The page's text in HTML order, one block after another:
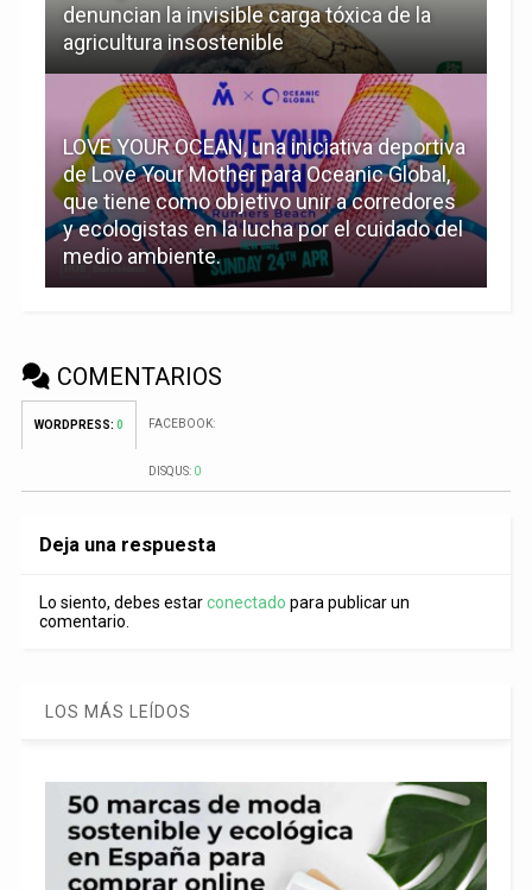
denuncian la invisible carga tóxica de la
agricultura insostenible
LOVE YOUR OCEAN, una iniciativa deportiva
de Love Your Mother para Oceanic Global,
que tiene como objetivo unir a corredores
y ecologistas en la lucha por el cuidado del
medio ambiente.
COMENTARIOS
WORDPRESS: 0 FACEBOOK:
DISQUS: 0
Deja una respuesta
Lo siento, debes estarconectado para publicar un
comentario.
LOS MÁS LEÍDOS